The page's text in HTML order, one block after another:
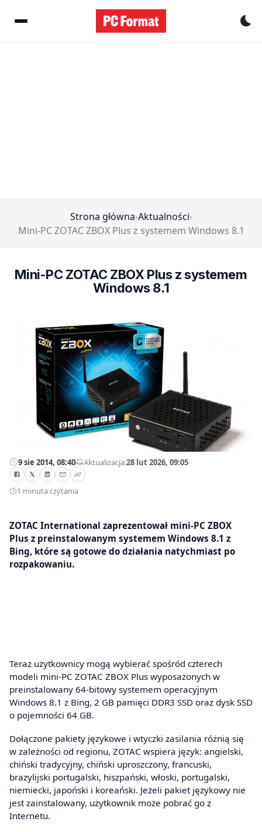
Strona główna›Aktualności›
Mini-PC ZOTAC ZBOX Plus z systemem Windows 8.1
Mini-PC ZOTAC ZBOX Plus z systemem
Windows 8.1
9 sie 2014, 08:40—Aktualizacja:28 lut 2026, 09:05
1 minuta czytania
ZOTAC International zaprezentował mini-PC ZBOX
Plus z preinstalowanym systemem Windows 8.1 z
Bing, które są gotowe do działania natychmiast po
rozpakowaniu.
Teraz użytkownicy mogą wybierać spośród czterech
modeli mini-PC ZOTAC ZBOX Plus wyposażonych w
preinstalowany 64-bitowy systemem operacyjnym
Windows 8.1 z Bing, 2 GB pamięci DDR3 SSD oraz dysk SSD
o pojemności 64 GB.
Dołączone pakiety językowe i wtyczki zasilania różnią się
w zależności od regionu, ZOTAC wspiera język: angielski,
chiński tradycyjny, chiński uproszczony, francuski,
brazylijski portugalski, hiszpański, włoski, portugalski,
niemiecki, japoński i koreański. Jeżeli pakiet językowy nie
jest zainstalowany, użytkownik może pobrać go z
Internetu.